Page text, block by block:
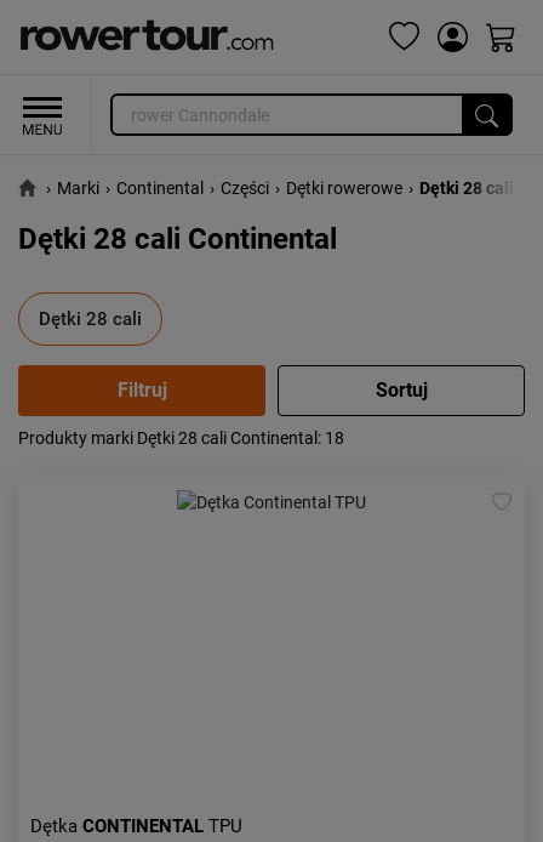
› Marki › Continental › Części › Dętki rowerowe › Dętki 28 cali
Dętki 28 cali Continental
Dętki 28 cali
Popularność:
od najwyższej
Produkty marki Dętki 28 cali Continental : 18
Dętka CONTINENTAL TPU